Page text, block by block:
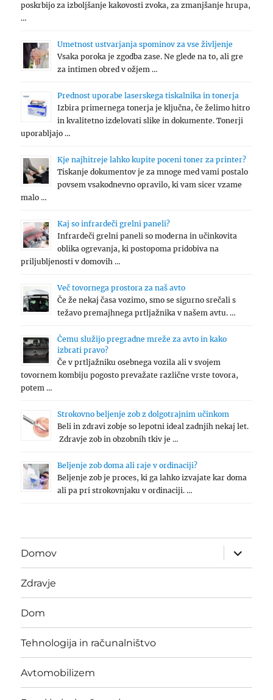
poskrbijo za izboljšanje kakovosti zvoka, za zmanjšanje hrupa,
…
Umetnost ustvarjanja spominov za vse življenje
Vsaka poroka je zgodba zase. Ne glede na to, ali gre
za intimen obred v ožjem …
Prednost uporabe laserskega tiskalnika in tonerja
Izbira primernega tonerja je ključna, če želimo hitro
in kvalitetno izdelovati slike in dokumente. Tonerji
uporabljajo …
Kje najhitreje lahko kupite poceni toner za printer?
Tiskanje dokumentov je za mnoge med vami postalo
povsem vsakodnevno opravilo, ki vam sicer vzame
malo …
Kaj so infrardeči grelni paneli?
Infrardeči grelni paneli so moderna in učinkovita
oblika ogrevanja, ki postopoma pridobiva na
priljubljenosti v domovih …
Več tovornega prostora za naš avto
Če že nekaj časa vozimo, smo se sigurno srečali s
težavo premajhnega prtljažnika v našem avtu. …
Čemu služijo pregradne mreže za avto in kako
izbrati pravo?
Če v prtljažniku osebnega vozila ali v svojem
tovornem kombiju pogosto prevažate različne vrste tovora,
potem …
Strokovno beljenje zob z dolgotrajnim učinkom
Beli in zdravi zobje so lepotni ideal zadnjih nekaj let.
Zdravje zob in obzobnih tkiv je …
Beljenje zob doma ali raje v ordinaciji?
Beljenje zob je proces, ki ga lahko izvajate kar doma
ali pa pri strokovnjaku v ordinaciji. …
Domov
expand
child
menu
Zdravje
Dom
Tehnologija in računalništvo
Avtomobilizem